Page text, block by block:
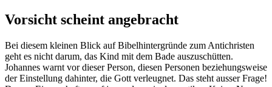
Vorsicht scheint angebracht
Bei diesem kleinen Blick auf Bibelhintergründe zum Antichristen
geht es nicht darum, das Kind mit dem Bade auszuschütten.
Johannes warnt vor dieser Person, diesen Personen beziehungsweise
der Einstellung dahinter, die Gott verleugnet. Das steht ausser Frage!